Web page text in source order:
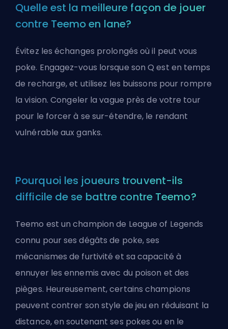
Quelle est la meilleure façon de jouer
contre Teemo en lane?
Évitez les échanges prolongés où il peut vous
poke. Engagez-vous lorsque son Q est en temps
de recharge, et utilisez les buissons pour rompre
la vision. Congeler la vague près de votre tour
pour le forcer à se sur-étendre, le rendant
vulnérable aux ganks.
Pourquoi les joueurs trouvent-ils
difficile de se battre contre Teemo?
Teemo est un champion de League of Legends
connu pour ses dégâts de poke, ses
mécanismes de furtivité et sa capacité à
ennuyer les ennemis avec du poison et des
pièges. Heureusement, certains champions
peuvent contrer son style de jeu en réduisant la
distance, en soutenant ses pokes ou en le